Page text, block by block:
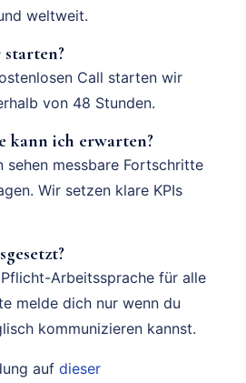
weltweit.
Call starten wir
von 48 Stunden.
kann ich erwarten?
sehen messbare Fortschritte
Wir setzen klare KPIs
Arbeitssprache für alle
melde dich nur wenn du
kommunizieren kannst.
auf dieser